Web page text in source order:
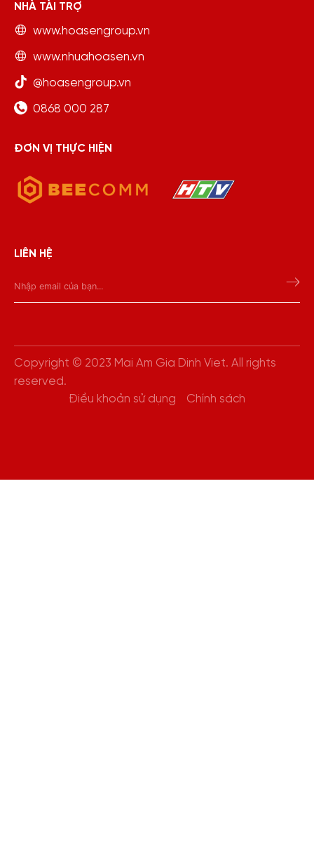
NHÀ TÀI TRỢ
www.hoasengroup.vn
www.nhuahoasen.vn
@hoasengroup.vn
0868 000 287
ĐƠN VỊ THỰC HIỆN
LIÊN HỆ
Copyright © 2023 Mai Am Gia Dinh Viet. All rights
reserved.
Điều khoản sử dụng
Chính sách